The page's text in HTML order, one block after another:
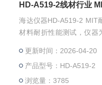
HD-A519-2线材行业
海达仪器HD-A519-2 MIT
材料耐折性能测试，仪器
维织布、金属薄片、塑
试，适用于造纸包装印刷
关行业科研机构和质检部门
更新时间：2026-04-20
产品型号：HD-A519-2
浏览量：3785